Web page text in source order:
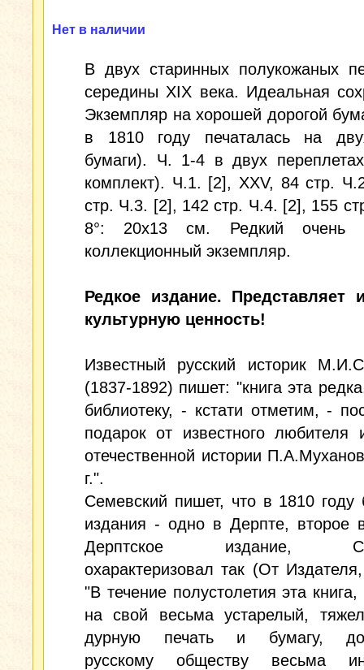
Нет в наличии
В двух старинных полукожаных
середины XIX века. Идеальная
Экземпляр на хорошей дорогой
в 1810 году печаталась на
бумаги). Ч. 1-4 в двух
комплект). Ч.1. [2], XXV, 84 стр.
стр. Ч.3. [2], 142 стр. Ч.4. [2], 155
8°: 20х13 см. Редкий очень
коллекционный экземпляр.
Редкое издание. Представляет
культурную ценность!
Известный русский историк
(1837-1892) пишет: "книга эта
библиотеку, - кстати отметим, -
подарок от известного любителя
отечественной истории
г.".
Семевский пишет, что в 1810
издания - одно в Дерпте, второе
Дерптское издание,
охарактеризовал так (От
"В течение полустолетия эта
на свой весьма устарелый,
дурную печать и бумагу,
русскому обществу весьма